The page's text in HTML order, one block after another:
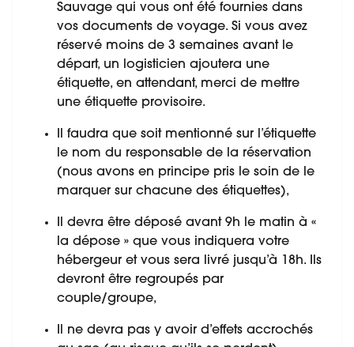
Sauvage qui vous ont été fournies dans
vos documents de voyage. Si vous avez
réservé moins de 3 semaines avant le
départ, un logisticien ajoutera une
étiquette, en attendant, merci de mettre
une étiquette provisoire.
Il faudra que soit mentionné sur l’étiquette
le nom du responsable de la réservation
(nous avons en principe pris le soin de le
marquer sur chacune des étiquettes),
Il devra être déposé avant 9h le matin à «
la dépose » que vous indiquera votre
hébergeur et vous sera livré jusqu’à 18h. Ils
devront être regroupés par
couple/groupe,
Il ne devra pas y avoir d’effets accrochés